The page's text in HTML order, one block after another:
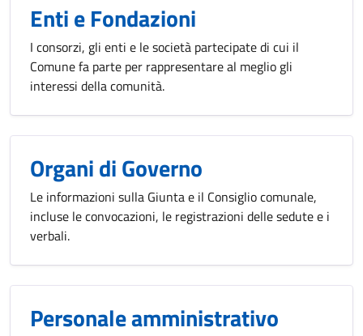
Enti e Fondazioni
I consorzi, gli enti e le società partecipate di cui il
Comune fa parte per rappresentare al meglio gli
interessi della comunità.
Organi di Governo
Le informazioni sulla Giunta e il Consiglio comunale,
incluse le convocazioni, le registrazioni delle sedute e i
verbali.
Personale amministrativo